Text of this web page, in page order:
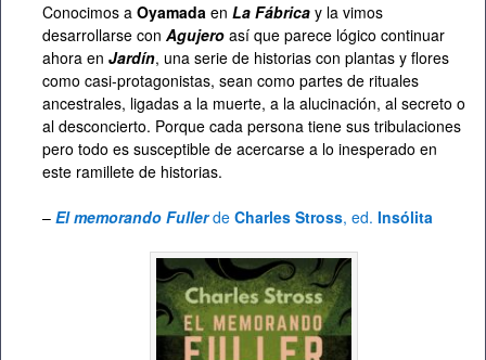
Conocimos a Oyamada en La Fábrica y la vimos
desarrollarse con Agujero así que parece lógico continuar
ahora en Jardín, una serie de historias con plantas y flores
como casi-protagonistas, sean como partes de rituales
ancestrales, ligadas a la muerte, a la alucinación, al secreto o
al desconcierto. Porque cada persona tiene sus tribulaciones
pero todo es susceptible de acercarse a lo inesperado en
este ramillete de historias.
– El memorando Fullerde Charles Stross, ed. Insólita